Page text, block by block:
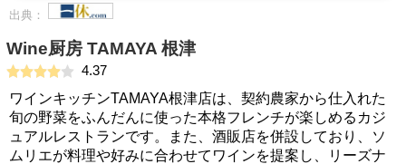
出典：
Wine厨房 TAMAYA 根津
4.37
ワインキッチンTAMAYA根津店は、契約農家から仕入れた
旬の野菜をふんだんに使った本格フレンチが楽しめるカジ
ュアルレストランです。また、酒販店を併設しており、ソ
ムリエが料理や好みに合わせてワインを提案し、リーズナ